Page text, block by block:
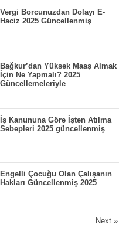
Vergi Borcunuzdan Dolayı E-
Haciz 2025 Güncellenmiş
Bağkur’dan Yüksek Maaş Almak
İçin Ne Yapmalı? 2025
Güncellemeleriyle
İş Kanununa Göre İşten Atılma
Sebepleri 2025 güncellenmiş
Engelli Çocuğu Olan Çalışanın
Hakları Güncellenmiş 2025
Next »